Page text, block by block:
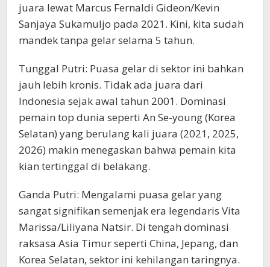
juara lewat Marcus Fernaldi Gideon/Kevin
Sanjaya Sukamuljo pada 2021. Kini, kita sudah
mandek tanpa gelar selama 5 tahun.
​Tunggal Putri: Puasa gelar di sektor ini bahkan
jauh lebih kronis. Tidak ada juara dari
Indonesia sejak awal tahun 2001. Dominasi
pemain top dunia seperti An Se-young (Korea
Selatan) yang berulang kali juara (2021, 2025,
2026) makin menegaskan bahwa pemain kita
kian tertinggal di belakang.
​Ganda Putri: Mengalami puasa gelar yang
sangat signifikan semenjak era legendaris Vita
Marissa/Liliyana Natsir. Di tengah dominasi
raksasa Asia Timur seperti China, Jepang, dan
Korea Selatan, sektor ini kehilangan taringnya.